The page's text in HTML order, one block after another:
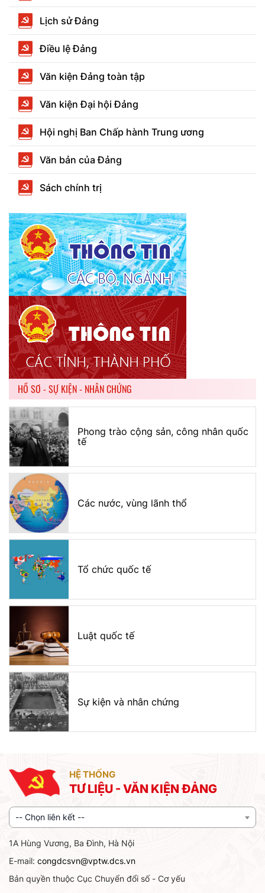
Lịch sử Đảng
Điều lệ Đảng
Văn kiện Đảng toàn tập
Văn kiện Đại hội Đảng
Hội nghị Ban Chấp hành Trung ương
Văn bản của Đảng
Sách chính trị
HỒ SƠ - SỰ KIỆN - NHÂN CHỨNG
Phong trào cộng sản, công nhân quốc
tế
Các nước, vùng lãnh thổ
Tổ chức quốc tế
Luật quốc tế
Sự kiện và nhân chứng
HỆ THỐNG
TƯ LIỆU - VĂN KIỆN ĐẢNG
-- Chọn liên kết --
1A Hùng Vương, Ba Đình, Hà Nội
E-mail: congdcsvn@vptw.dcs.vn
Bản quyền thuộc Cục Chuyển đổi số - Cơ yếu